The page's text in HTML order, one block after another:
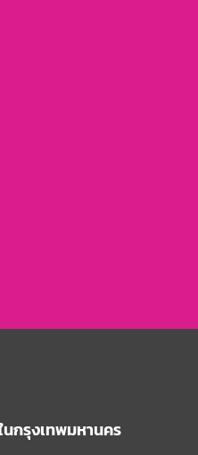
กรุงเทพมหานคร